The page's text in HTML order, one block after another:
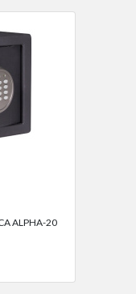
ALPHA-20